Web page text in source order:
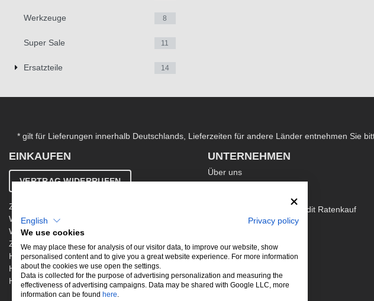
Werkzeuge 8
Super Sale 11
Ersatzteile 14
* gilt für Lieferungen innerhalb Deutschlands, Lieferzeiten für andere Länder entnehmen Sie
EINKAUFEN
VERTRAG WIDERRUFEN
Zahlung & Versand
Widerrufsbelehrung
Warenkorb
Zur Kasse
Hinweis zur Altölentsorgung
Hinweis zur Batterieentsorgung
Händler werden
UNTERNEHMEN
Über uns
Kontakt
Ergänzende AGB EasyCredit Ratenkauf
Datenschutzerklärung
Jobs
Newsletter
English
Privacy policy
We use cookies
We may place these for analysis of our visitor data, to improve our website, show
personalised content and to give you a great website experience. For more information
about the cookies we use open the settings.
Data is collected for the purpose of advertising personalization and measuring the
effectiveness of advertising campaigns. Data may be shared with Google LLC, more
information can be found here.